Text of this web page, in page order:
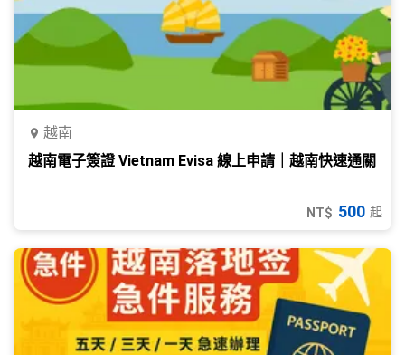
越南
越南電子簽證 Vietnam Evisa 線上申請｜越南快速通關
NT$ 500 起